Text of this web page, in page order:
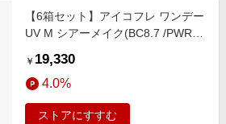
【6箱セット】アイコフレ ワンデー
UV M シアーメイク(BC8.7 /PWR-
￥ 19,330
4.0%
ストアにすすむ